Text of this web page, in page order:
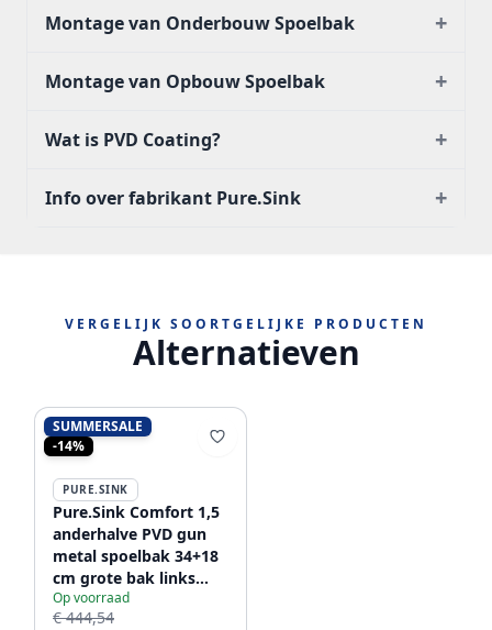
Montage van Onderbouw Spoelbak +
Montage van Opbouw Spoelbak +
Wat is PVD Coating? +
Info over fabrikant Pure.Sink +
VERGELIJK SOORTGELIJKE PRODUCTEN
Alternatieven
SUMMERSALE
-14%
PURE.SINK
Pure.Sink Comfort 1,5
anderhalve PVD gun
metal spoelbak 34+18
cm grote bak links
PCM341840-61
Op voorraad
€ 444,54